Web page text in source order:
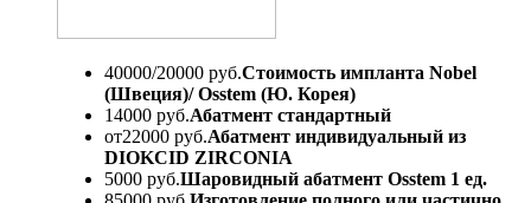
40000/20000 руб.Стоимость импланта Nobel
(Швеция)/ Osstem (Ю. Корея)
14000 руб.Абатмент стандартный
от22000 руб.Абатмент индивидуальный из
DIOKCID ZIRCONIA
5000 руб.Шаровидный абатмент Osstem 1 ед.